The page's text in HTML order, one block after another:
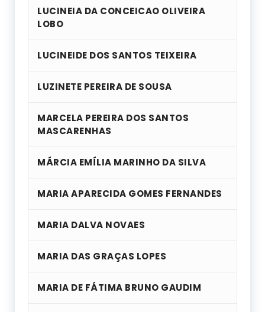
LUCINEIA DA CONCEICAO OLIVEIRA
LOBO
LUCINEIDE DOS SANTOS TEIXEIRA
LUZINETE PEREIRA DE SOUSA
MARCELA PEREIRA DOS SANTOS
MASCARENHAS
MÁRCIA EMÍLIA MARINHO DA SILVA
MARIA APARECIDA GOMES FERNANDES
MARIA DALVA NOVAES
MARIA DAS GRAÇAS LOPES
MARIA DE FÁTIMA BRUNO GAUDIM